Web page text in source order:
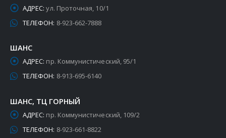
АДРЕС: ул. Проточная, 10/1
ТЕЛЕФОН: 8-923-662-7888
ШАНС
АДРЕС: пр. Коммунистический, 95/1
ТЕЛЕФОН: 8-913-695-6140
ШАНС, ТЦ ГОРНЫЙ
АДРЕС: пр. Коммунистический, 109/2
ТЕЛЕФОН: 8-923-661-8822